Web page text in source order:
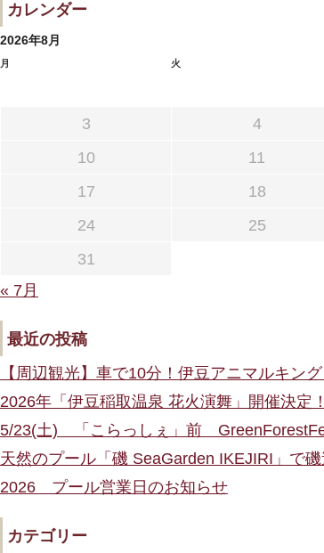
カレンダー
2026年8月
月 火
3
4
10
11
17
18
24
25
31
« 7月
最近の投稿
【周辺観光】車で10分！伊豆アニマルキン
2026年「伊豆稲取温泉 花火演舞」開催決定
5/23(土) 「こらっしぇ」前
天然のプール「磯 SeaGarden IKEJIRI」で
2026 プール営業日のお知らせ
カテゴリー